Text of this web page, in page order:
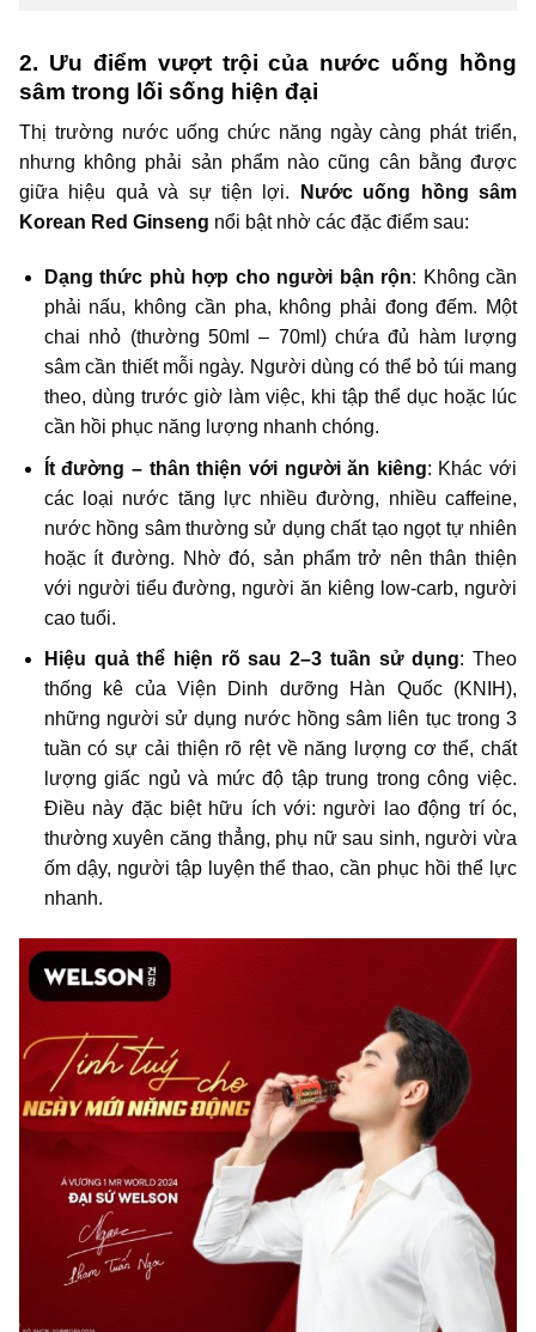
2. Ưu điểm vượt trội của nước uống hồng
sâm trong lối sống hiện đại
Thị trường nước uống chức năng ngày càng phát triển,
nhưng không phải sản phẩm nào cũng cân bằng được
giữa hiệu quả và sự tiện lợi. Nước uống hồng sâm
Korean Red Ginseng nổi bật nhờ các đặc điểm sau:
Dạng thức phù hợp cho người bận rộn: Không cần
phải nấu, không cần pha, không phải đong đếm. Một
chai nhỏ (thường 50ml – 70ml) chứa đủ hàm lượng
sâm cần thiết mỗi ngày. Người dùng có thể bỏ túi mang
theo, dùng trước giờ làm việc, khi tập thể dục hoặc lúc
cần hồi phục năng lượng nhanh chóng.
Ít đường – thân thiện với người ăn kiêng: Khác với
các loại nước tăng lực nhiều đường, nhiều caffeine,
nước hồng sâm thường sử dụng chất tạo ngọt tự nhiên
hoặc ít đường. Nhờ đó, sản phẩm trở nên thân thiện
với người tiểu đường, người ăn kiêng low-carb, người
cao tuổi.
Hiệu quả thể hiện rõ sau 2–3 tuần sử dụng: Theo
thống kê của Viện Dinh dưỡng Hàn Quốc (KNIH),
những người sử dụng nước hồng sâm liên tục trong 3
tuần có sự cải thiện rõ rệt về năng lượng cơ thể, chất
lượng giấc ngủ và mức độ tập trung trong công việc.
Điều này đặc biệt hữu ích với: người lao động trí óc,
thường xuyên căng thẳng, phụ nữ sau sinh, người vừa
ốm dậy, người tập luyện thể thao, cần phục hồi thể lực
nhanh.